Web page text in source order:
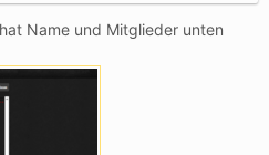
Name und Mitglieder unten